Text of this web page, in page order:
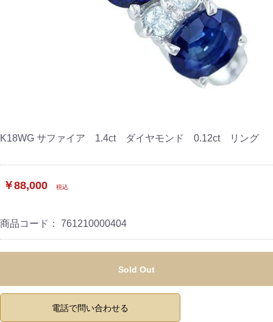
K18WG サファイア 1.4ct ダイヤモンド 0.12ct リング
￥88,000 税込
商品コード： 761210000404
Sold Out
電話で問い合わせる